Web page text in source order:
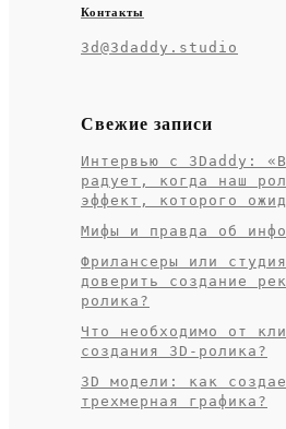
Контакты
3d@3daddy.studio
Свежие записи
Интервью с 3Daddy:
радует, когда наш
эффект, которого
Мифы и правда об
Фрилансеры или
доверить создание
ролика?
Что необходимо от
создания 3D-ролика?
3D модели: как
трехмерная графика?